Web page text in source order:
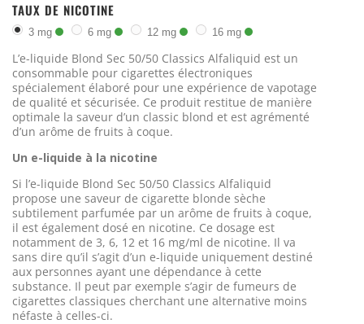
TAUX DE NICOTINE
3 mg 6 mg 12 mg 16 mg
L’e-liquide Blond Sec 50/50 Classics Alfaliquid est un
consommable pour cigarettes électroniques
spécialement élaboré pour une expérience de vapotage
de qualité et sécurisée. Ce produit restitue de manière
optimale la saveur d’un classic blond et est agrémenté
d’un arôme de fruits à coque.
Un e-liquide à la nicotine
Si l’e-liquide Blond Sec 50/50 Classics Alfaliquid
propose une saveur de cigarette blonde sèche
subtilement parfumée par un arôme de fruits à coque,
il est également dosé en nicotine. Ce dosage est
notamment de 3, 6, 12 et 16 mg/ml de nicotine. Il va
sans dire qu’il s’agit d’un e-liquide uniquement destiné
aux personnes ayant une dépendance à cette
substance. Il peut par exemple s’agir de fumeurs de
cigarettes classiques cherchant une alternative moins
néfaste à celles-ci.